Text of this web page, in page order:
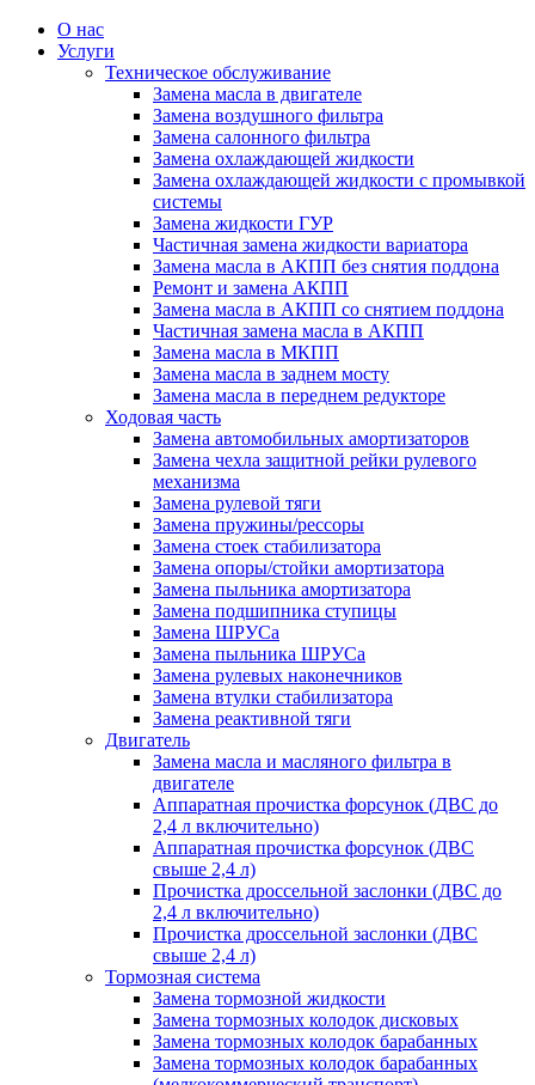
О нас
Услуги
Техническое обслуживание
Замена масла в двигателе
Замена воздушного фильтра
Замена салонного фильтра
Замена охлаждающей жидкости
Замена охлаждающей жидкости с промывкой
системы
Замена жидкости ГУР
Частичная замена жидкости вариатора
Замена масла в АКПП без снятия поддона
Ремонт и замена АКПП
Замена масла в АКПП со снятием поддона
Частичная замена масла в АКПП
Замена масла в МКПП
Замена масла в заднем мосту
Замена масла в переднем редукторе
Ходовая часть
Замена автомобильных амортизаторов
Замена чехла защитной рейки рулевого
механизма
Замена рулевой тяги
Замена пружины/рессоры
Замена стоек стабилизатора
Замена опоры/стойки амортизатора
Замена пыльника амортизатора
Замена подшипника ступицы
Замена ШРУСа
Замена пыльника ШРУСа
Замена рулевых наконечников
Замена втулки стабилизатора
Замена реактивной тяги
Двигатель
Замена масла и масляного фильтра в
двигателе
Аппаратная прочистка форсунок (ДВС до
2,4 л включительно)
Аппаратная прочистка форсунок (ДВС
свыше 2,4 л)
Прочистка дроссельной заслонки (ДВС до
2,4 л включительно)
Прочистка дроссельной заслонки (ДВС
свыше 2,4 л)
Тормозная система
Замена тормозной жидкости
Замена тормозных колодок дисковых
Замена тормозных колодок барабанных
Замена тормозных колодок барабанных